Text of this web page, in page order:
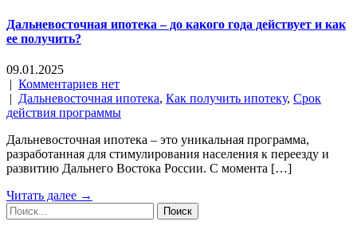
Дальневосточная ипотека – до какого года действует и как
ее получить?
09.01.2025
| Комментариев нет
| Дальневосточная ипотека, Как получить ипотеку, Срок
действия программы
Дальневосточная ипотека – это уникальная программа,
разработанная для стимулирования населения к переезду и
развитию Дальнего Востока России. С момента […]
Читать далее →